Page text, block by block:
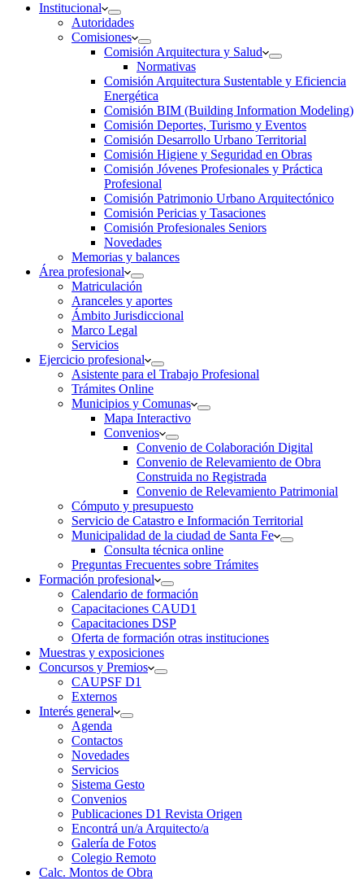
Institucional
Autoridades
Comisiones
Comisión Arquitectura y Salud
Normativas
Comisión Arquitectura Sustentable y Eficiencia
Energética
Comisión BIM (Building Information Modeling)
Comisión Deportes, Turismo y Eventos
Comisión Desarrollo Urbano Territorial
Comisión Higiene y Seguridad en Obras
Comisión Jóvenes Profesionales y Práctica
Profesional
Comisión Patrimonio Urbano Arquitectónico
Comisión Pericias y Tasaciones
Comisión Profesionales Seniors
Novedades
Memorias y balances
Área profesional
Matriculación
Aranceles y aportes
Ámbito Jurisdiccional
Marco Legal
Servicios
Ejercicio profesional
Asistente para el Trabajo Profesional
Trámites Online
Municipios y Comunas
Mapa Interactivo
Convenios
Convenio de Colaboración Digital
Convenio de Relevamiento de Obra
Construida no Registrada
Convenio de Relevamiento Patrimonial
Cómputo y presupuesto
Servicio de Catastro e Información Territorial
Municipalidad de la ciudad de Santa Fe
Consulta técnica online
Preguntas Frecuentes sobre Trámites
Formación profesional
Calendario de formación
Capacitaciones CAUD1
Capacitaciones DSP
Oferta de formación otras instituciones
Muestras y exposiciones
Concursos y Premios
CAUPSF D1
Externos
Interés general
Agenda
Contactos
Novedades
Servicios
Sistema Gesto
Convenios
Publicaciones D1 Revista Origen
Encontrá un/a Arquitecto/a
Galería de Fotos
Colegio Remoto
Calc. Montos de Obra